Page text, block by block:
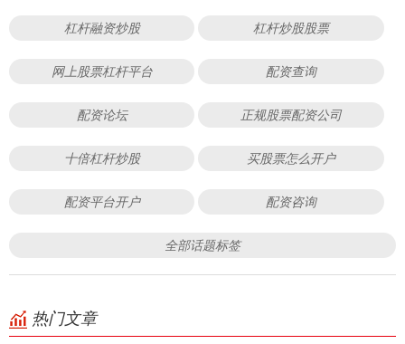
杠杆融资炒股 杠杆炒股股票
网上股票杠杆平台 配资查询
配资论坛 正规股票配资公司
十倍杠杆炒股 买股票怎么开户
配资平台开户 配资咨询
全部话题标签
热门文章